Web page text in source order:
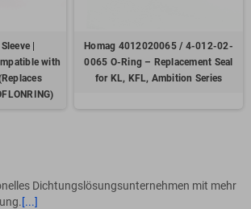
|
with
Homag 4012020065 / 4-012-02-
0065 O-Ring – Replacement Seal
for KL, KFL, Ambition Series
Dichtungslösungsunternehmen mit mehr
[...]